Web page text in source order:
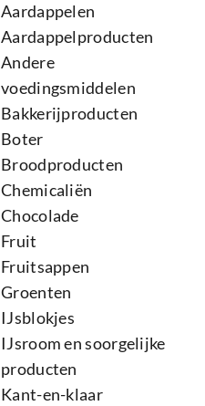
Aardappelen
Aardappelproducten
Andere
voedingsmiddelen
Bakkerijproducten
Boter
Broodproducten
Chemicaliën
Chocolade
Fruit
Fruitsappen
Groenten
IJsblokjes
IJsroom en soorgelijke
producten
Kant-en-klaar